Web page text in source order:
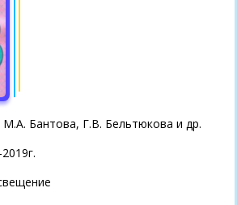
Бантова, Г.В. Бельтюкова и др.